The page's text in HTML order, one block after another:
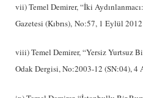
vii) Temel Demirer, “İki
Gazetesi (Kıbrıs), No:57, 1 Eylül
viii) Temel Demirer, “Yersiz Yurtsuz
Odak Dergisi, No:2003-12 (SN:04), 4